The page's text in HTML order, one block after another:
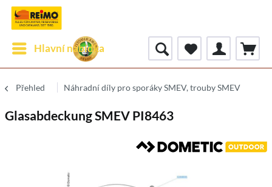
Hlavní nabídka
Přehled Náhradní díly pro sporáky SMEV, trouby SMEV
Glasabdeckung SMEV PI8463